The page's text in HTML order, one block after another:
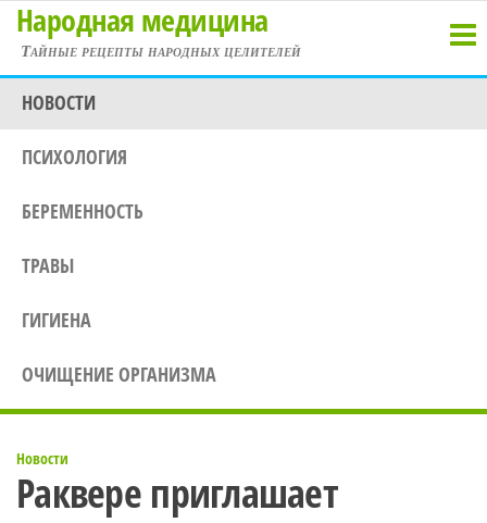
Перейти
содержимому
Народная медицина
Тайные рецепты народных целителей
НОВОСТИ
ПСИХОЛОГИЯ
БЕРЕМЕННОСТЬ
ТРАВЫ
ГИГИЕНА
ОЧИЩЕНИЕ ОРГАНИЗМА
Новости
Раквере приглашает